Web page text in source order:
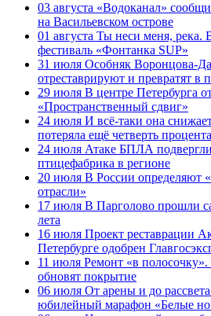
03 августа «Водоканал»
на Васильевском острове
01 августа Ты неси меня, река.
фестиваль «Фонтанка SUP»
31 июля Особняк Воронцова-
отреставрируют и превратят в
29 июля В центре Петербурга
«Пространственный сдвиг»
24 июля И всё-таки она
потеряла ещё четверть процента
24 июля Атаке БПЛА
птицефабрика в регионе
20 июля В России определяют
отрасли»
17 июля В Парголово прошли
лета
16 июля Проект реставрации
Петербурге одобрен
11 июля Ремонт «в
обновят покрытие
06 июля От арены и до
юбилейный марафон «Белые